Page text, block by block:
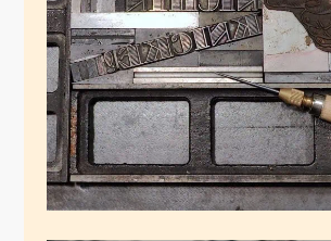
November 23, 2024